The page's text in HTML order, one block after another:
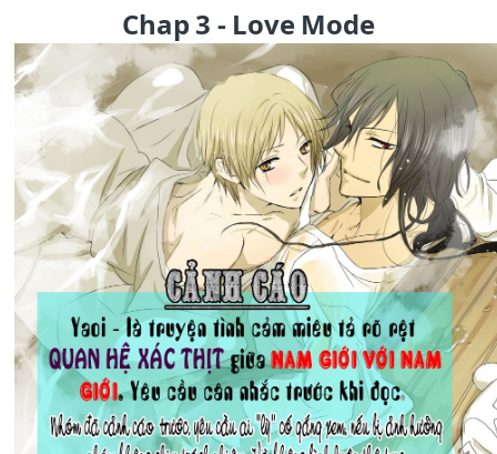
Chap 3 - Love Mode